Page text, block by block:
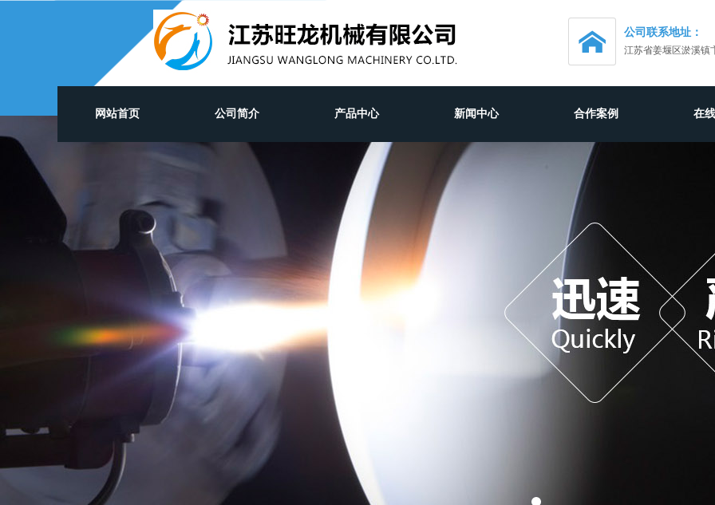
公司联系地址：
江苏省姜堰区淤溪镇
网站首页 公司简介 产品中心 新闻中心 合作案例 在